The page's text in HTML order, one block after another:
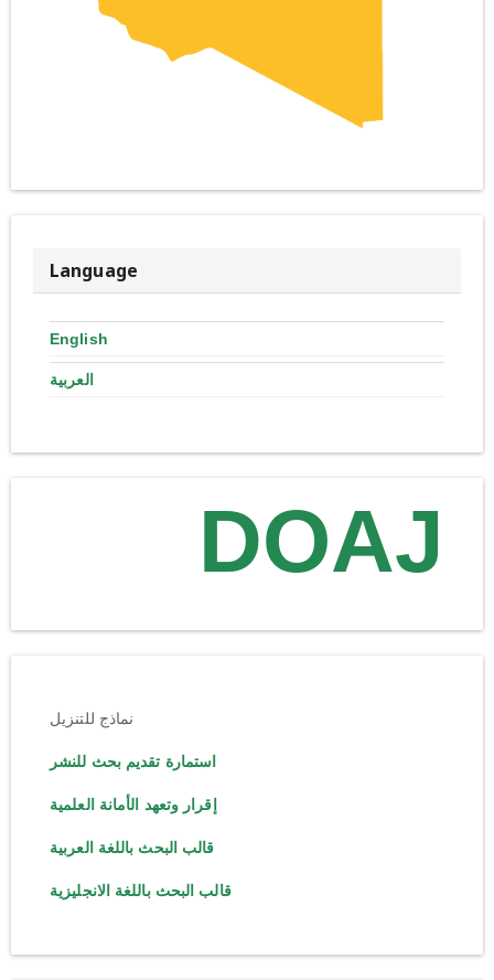
Language
English
العربية
DOAJ
نماذج للتنزيل
استمارة تقديم بحث للنشر
إقرار وتعهد الأمانة العلمية
قالب البحث باللغة العربية
قالب البحث باللغة الانجليزية